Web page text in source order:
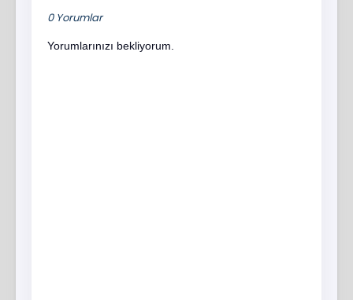
0 Yorumlar
Yorumlarınızı bekliyorum.